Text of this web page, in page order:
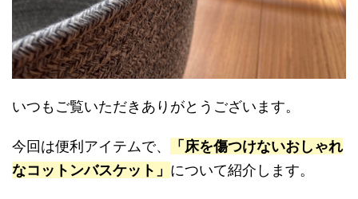
いつもご覧いただきありがとうございます。
今回は便利アイテムで、
「床を傷つけないおしゃれ
なコットンバスケット」 について紹介します。